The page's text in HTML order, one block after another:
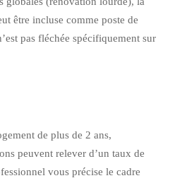
être incluse comme poste de
pas fléchée spécifiquement sur
de plus de 2 ans,
peuvent relever d’un taux de
vous précise le cadre